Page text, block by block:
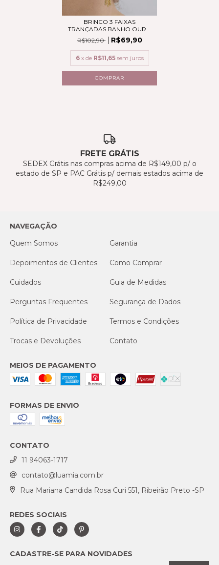
BRINCO 3 FAIXAS
TRANÇADAS BANHO OURO
18K
R$102,90 R$69,90
6 x de R$11,65 sem juros
FRETE GRÁTIS
SEDEX Grátis nas compras acima de R$149,00 p/ o
estado de SP e PAC Grátis p/ demais estados acima de
R$249,00
NAVEGAÇÃO
Quem Somos
Garantia
Depoimentos de Clientes Como Comprar
Cuidados Guia de Medidas
Perguntas Frequentes Segurança de Dados
Política de Privacidade Termos e Condições
Trocas e Devoluções Contato
MEIOS DE PAGAMENTO
FORMAS DE ENVIO
CONTATO
11 94063-1717
contato@luamia.com.br
Rua Mariana Candida Rosa Curi 551, Ribeirão Preto -SP
REDES SOCIAIS
CADASTRE-SE PARA NOVIDADES